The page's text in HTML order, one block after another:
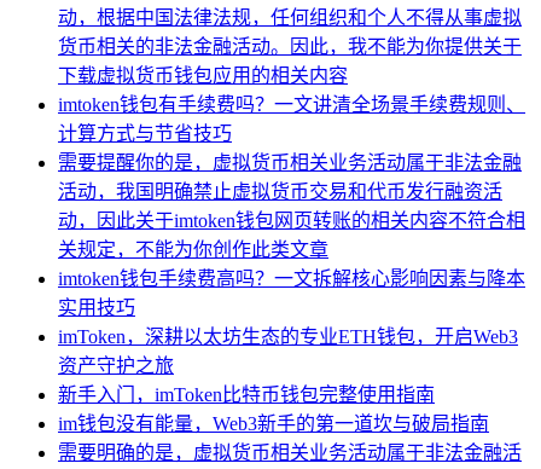
动，根据中国法律法规，任何组织和个人不得从事虚拟
货币相关的非法金融活动。因此，我不能为你提供关于
下载虚拟货币钱包应用的相关内容
imtoken钱包有手续费吗？一文讲清全场景手续费规则、
计算方式与节省技巧
需要提醒你的是，虚拟货币相关业务活动属于非法金融
活动，我国明确禁止虚拟货币交易和代币发行融资活
动，因此关于imtoken钱包网页转账的相关内容不符合相
关规定，不能为你创作此类文章
imtoken钱包手续费高吗？一文拆解核心影响因素与降本
实用技巧
imToken，深耕以太坊生态的专业ETH钱包，开启Web3
资产守护之旅
新手入门，imToken比特币钱包完整使用指南
im钱包没有能量，Web3新手的第一道坎与破局指南
需要明确的是，虚拟货币相关业务活动属于非法金融活